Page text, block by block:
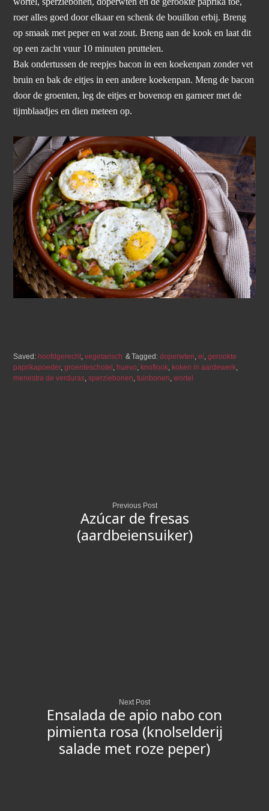
roer alles goed door elkaar en schenk de bouillon erbij. Breng
op smaak met peper en wat zout. Breng aan de kook en laat dit
op een zacht vuur 10 minuten pruttelen.
Bak ondertussen de reepjes bacon in een koekenpan zonder vet
bruin en bak de eitjes in een andere koekenpan. Meng de bacon
door de groenten, leg de eitjes er bovenop en garneer met de
tijmblaadjes en dien meteen op.
Saved: hoofdgerecht ,vegetarisch Tagged:doperwten ,ei ,gerookte
paprikapoeder,groenteschotel huevo ,knoflook ,koken in aardewerk
menestra de verduras ,sperziebonen ,tuinbonen ,wortel
Previous Post
Azúcar de fresas
(aardbeiensuiker)
Next Post
Ensalada de apio nabo con
pimienta rosa (knolselderij
salade met roze peper)